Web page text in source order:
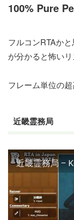
100% Pure
フルコンRTAか
が分かると怖い
フレーム単位の
近畿霊務局